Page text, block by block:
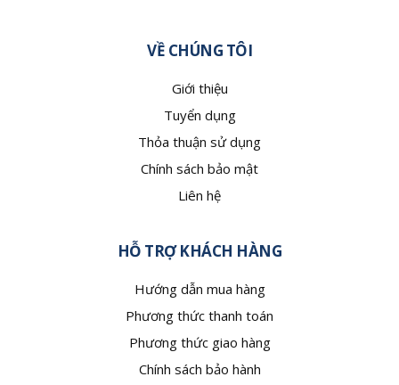
VỀ CHÚNG TÔI
Giới thiệu
Tuyển dụng
Thỏa thuận sử dụng
Chính sách bảo mật
Liên hệ
HỖ TRỢ KHÁCH HÀNG
Hướng dẫn mua hàng
Phương thức thanh toán
Phương thức giao hàng
Chính sách bảo hành